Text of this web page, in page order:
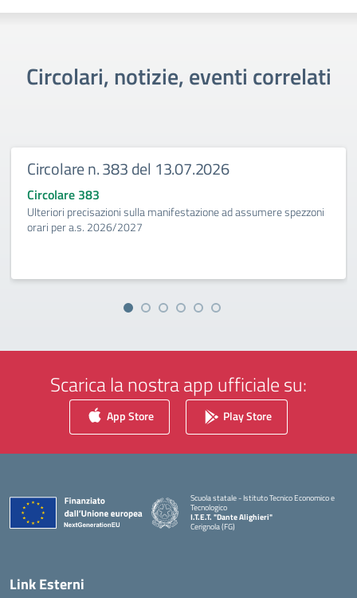
Circolari, notizie, eventi correlati
Circolare n. 383 del 13.07.2026
Circolare 383
Ulteriori precisazioni sulla manifestazione ad assumere spezzoni
orari per a.s. 2026/2027
Scarica la nostra app ufficiale su:
App Store Play Store
Scuola statale - Istituto Tecnico Economico e
Tecnologico
I.T.E.T. "Dante Alighieri"
Cerignola (FG)
— Visita la pagina iniziale della scuola
Link Esterni